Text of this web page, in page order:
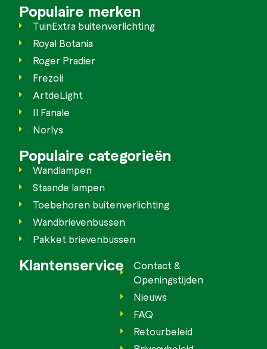
Populaire merken
TuinExtra buitenverlichting
Royal Botania
Roger Pradier
Frezoli
ArtdeLight
Il Fanale
Norlys
Populaire categorieën
Wandlampen
Staande lampen
Toebehoren buitenverlichting
Wandbrievenbussen
Pakket brievenbussen
Klantenservice
Contact &
Openingstijden
Nieuws
FAQ
Retourbeleid